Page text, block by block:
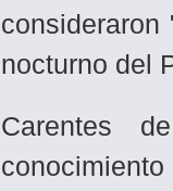
nocturno del
Carentes
conocimiento